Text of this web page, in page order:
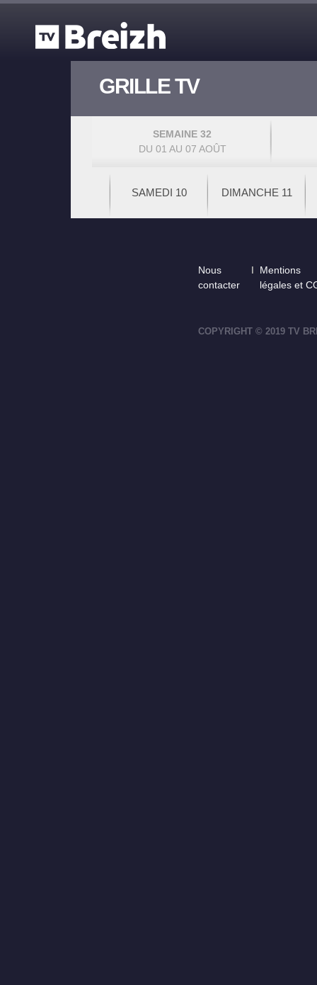
GRILLE TV
SEMAINE 32
DU 01 AU 07 AOÛT
SAMEDI 10 DIMANCHE 11
Footer
Nous
contacter
Mentions
légales et
COPYRIGHT © 2019 TV